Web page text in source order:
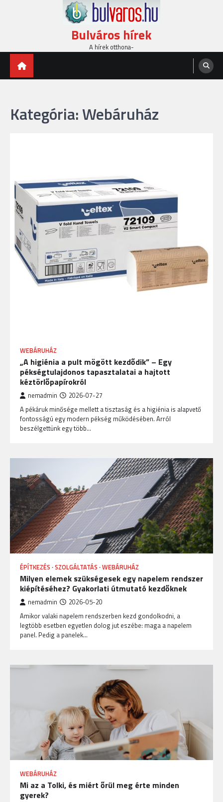
Bulváros hírek
A hírek otthona-
Kategória:Webáruház
WEBÁRUHÁZ
„A higiénia a pult mögött kezdődik” – Egy
pékségtulajdonos tapasztalatai a hajtott
kéztörlőpapírokról
nemadmin 2026-07-27
A pékáruk minősége mellett a tisztaság és a higiénia is alapvető
fontosságú egy modern pékség működésében. Arról
beszélgettünk egy több…
ÉPÍTKEZÉS SZOLGÁLTATÁS WEBÁRUHÁZ
Milyen elemek szükségesek egy napelem rendszer
kiépítéséhez? Gyakorlati útmutató kezdőknek
nemadmin 2026-05-20
Amikor valaki napelem rendszerben kezd gondolkodni, a
legtöbb esetben egyetlen dolog jut eszébe: maga a napelem
panel. Pedig a panelek…
WEBÁRUHÁZ
Mi az a Tolki, és miért őrül meg érte minden
gyerek?